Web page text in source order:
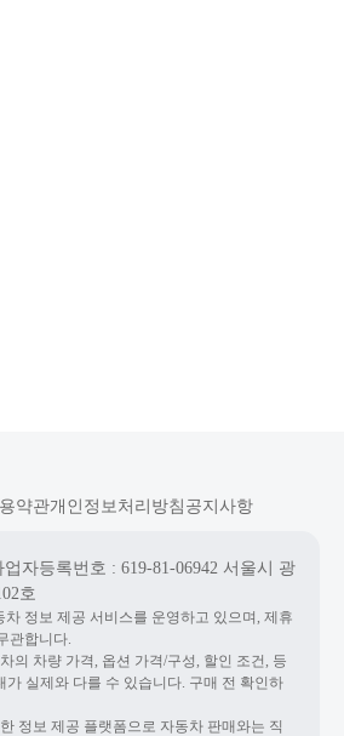
약관개인정보처리방침 공지사항
자등록번호 : 619-81-06942 서울시 광
호
정보 제공 서비스를 운영하고 있으며, 제휴
관합니다.
의 차량 가격, 옵션 가격/구성, 할인 조건, 등
가 실제와 다를 수 있습니다. 구매 전 확인하
정보 제공 플랫폼으로 자동차 판매와는 직